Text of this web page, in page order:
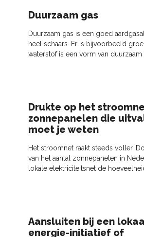
Duurzaam gas
​Duurzaam gas is een goed
heel schaars. Er is bijvoorbeeld
waterstof is een vorm van duurzaam
Drukte op het
zonnepanelen die
moet je weten
Het stroomnet raakt steeds voller.
van het aantal zonnepanelen in
lokale elektriciteitsnet de
Aansluiten bij een
energie-initiatief of